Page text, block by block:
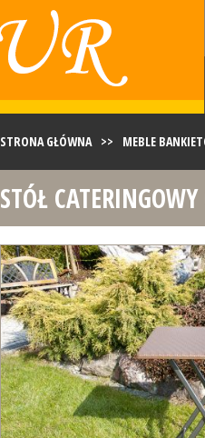
STRONA GŁÓWNA >> MEBLE
STÓŁ